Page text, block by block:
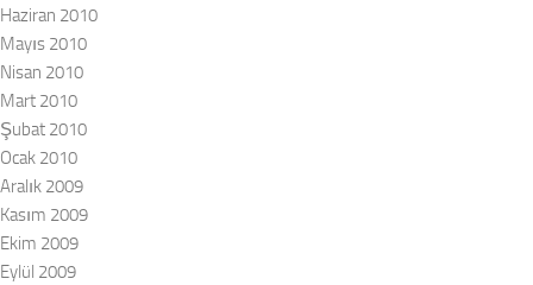
Haziran 2010
Mayıs 2010
Nisan 2010
Mart 2010
Şubat 2010
Ocak 2010
Aralık 2009
Kasım 2009
Ekim 2009
Eylül 2009